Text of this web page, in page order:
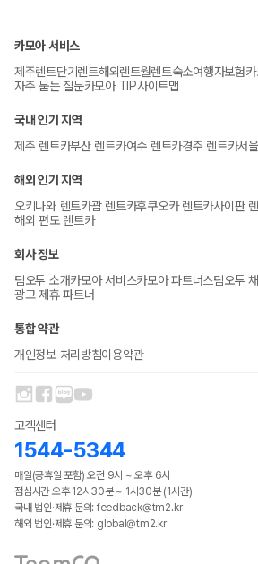
카모아 서비스
제주렌트단기렌트해외렌트월렌트숙소여행자보험
자주 묻는 질문카모아 TIP사이트맵
국내 인기 지역
제주 렌트카부산 렌트카여수 렌트카경주 렌트카서
해외 인기 지역
오키나와 렌트카괌 렌트카후쿠오카 렌트카사이판
해외 편도 렌트카
회사 정보
팀오투 소개카모아 서비스카모아 파트너스팀오투
광고 제휴 파트너
통합 약관
개인정보 처리방침이용약관
고객센터
1544-5344
매일(공휴일 포함) 오전 9시 ~ 오후 6시
점심시간 오후 12시30분 ~ 1시30분 (1시간)
국내 법인·제휴 문의: feedback@tm2.kr
해외 법인·제휴 문의: global@tm2.kr